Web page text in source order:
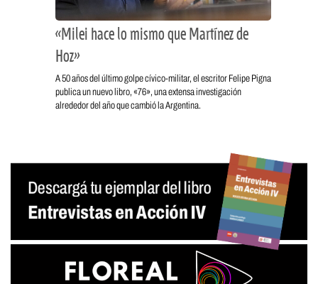
«Milei hace lo mismo que Martínez de
Hoz»
A 50 años del último golpe cívico-militar, el escritor Felipe Pigna
publica un nuevo libro, «76», una extensa investigación
alrededor del año que cambió la Argentina.